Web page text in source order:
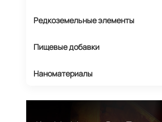
Редкоземельные элементы
Пищевые добавки
Наноматериалы